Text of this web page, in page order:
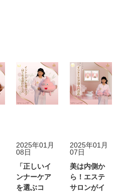
2025年01月
08日
「正しいイ
ンナーケア
を選ぶコ
2025年01月
07日
美は内側か
ら！エステ
サロンがイ